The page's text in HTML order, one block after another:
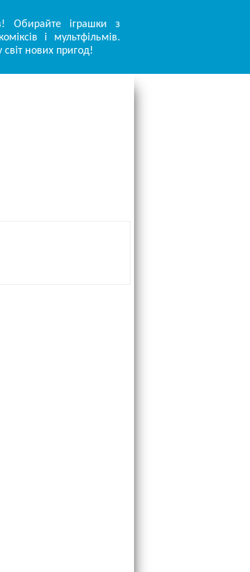
Обирайте іграшки з
і мультфільмів.
світ нових пригод!